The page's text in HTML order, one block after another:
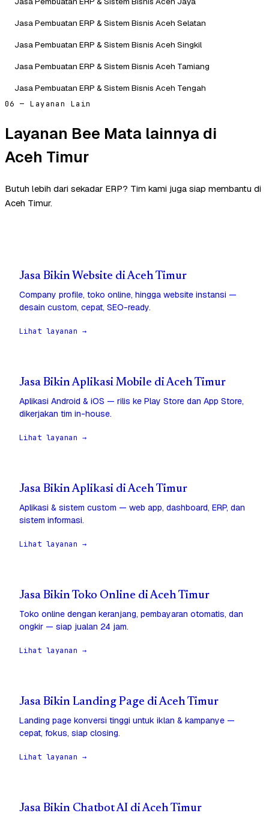
Jasa Pembuatan ERP & Sistem Bisnis Aceh Selatan
Jasa Pembuatan ERP & Sistem Bisnis Aceh Singkil
Jasa Pembuatan ERP & Sistem Bisnis Aceh Tamiang
Jasa Pembuatan ERP & Sistem Bisnis Aceh Tengah
06 — Layanan Lain
Layanan Bee Mata lainnya di
Aceh Timur
Butuh lebih dari sekadar ERP? Tim kami juga siap membantu di
Aceh Timur.
Jasa Bikin Website di Aceh Timur
Company profile, toko online, hingga website instansi —
desain custom, cepat, SEO-ready.
Lihat layanan →
Jasa Bikin Aplikasi Mobile di Aceh Timur
Aplikasi Android & iOS — rilis ke Play Store dan App Store,
dikerjakan tim in-house.
Lihat layanan →
Jasa Bikin Aplikasi di Aceh Timur
Aplikasi & sistem custom — web app, dashboard, ERP, dan
sistem informasi.
Lihat layanan →
Jasa Bikin Toko Online di Aceh Timur
Toko online dengan keranjang, pembayaran otomatis, dan
ongkir — siap jualan 24 jam.
Lihat layanan →
Jasa Bikin Landing Page di Aceh Timur
Landing page konversi tinggi untuk iklan & kampanye —
cepat, fokus, siap closing.
Lihat layanan →
Jasa Bikin Chatbot AI di Aceh Timur